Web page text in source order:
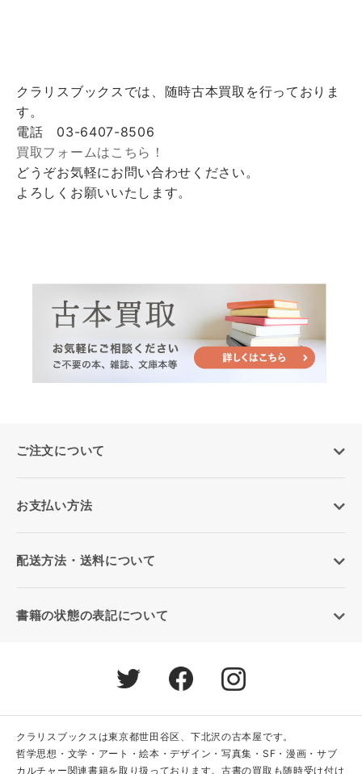
クラリスブックスでは、随時古本買取を行っておりま
す。
電話 03-6407-8506
買取フォームはこちら！
どうぞお気軽にお問い合わせください。
よろしくお願いいたします。
ご注文について
お支払い方法
配送方法・送料について
書籍の状態の表記について
クラリスブックスは東京都世田谷区、下北沢の古本屋です。
哲学思想・文学・アート・絵本・デザイン・写真集・SF・漫画・サブ
カルチャー関連書籍を取り扱っております。古書の買取も随時受け付け